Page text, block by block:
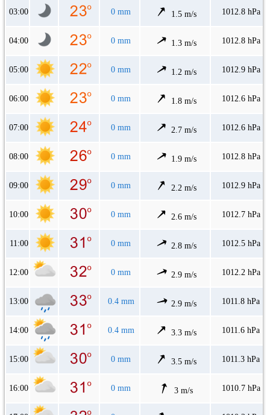
03:00 0 mm 1.5 m/s 1012.8 hPa
04:00 0 mm 1.3 m/s 1012.8 hPa
05:00 0 mm 1.2 m/s 1012.9 hPa
06:00 0 mm 1.8 m/s 1012.6 hPa
07:00 0 mm 2.7 m/s 1012.6 hPa
08:00 0 mm 1.9 m/s 1012.8 hPa
09:00 0 mm 2.2 m/s 1012.9 hPa
10:00 0 mm 2.6 m/s 1012.7 hPa
11:00 0 mm 2.8 m/s 1012.5 hPa
12:00 0 mm 2.9 m/s 1012.2 hPa
13:00 0.4 mm 2.9 m/s 1011.8 hPa
14:00 0.4 mm 3.3 m/s 1011.6 hPa
15:00 0 mm 3.5 m/s 1011.3 hPa
16:00 0 mm 3 m/s 1010.7 hPa